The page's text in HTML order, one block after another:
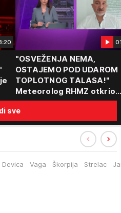
"OSVEŽENJA NEMA,
OSTAJEMO POD UDAROM
TOPLOTNOG TALASA!"
Meteorolog RHMZ otkrio
kakvo vreme nas čeka do
kraja avgusta
sve
Devica Vaga Škorpija Strelac